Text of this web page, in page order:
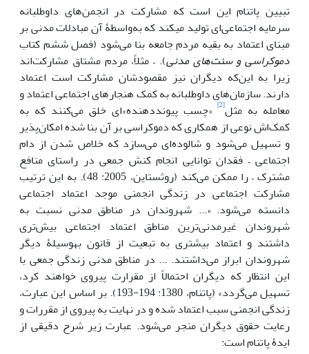
تبیین پاتنام این است که مشارکت در انجمن‌های داوطلبانه
سرمایه اجتماعی‌ای تولید می‎کند که به‌واسطۀ آن مبادلات مدنی بر
مبنای اعتماد به بقیه مردم جامعه بنا می‌شود (فصل ششم کتاب
دموکراسی و سنت‌های مدنی). – مثلاً، مردم مشتاق مشارکت‌اند
زیرا به این‌که دیگران نیز مقصودشان مشارکت است اعتماد
دارند. سازمان‌های داوطلبانه به کمک هنجارهای اجتماعی اعتماد و
معامله به مثل[2]
«چسب پیونددهنده»ای خلق می‌کنند که به
کمک‌اش نوعی از همکاری که دموکراسی بر آن بنا شده امکان‌پذیر
و تسهیل می‌شود و شالوده‌ای می‌سازد که خلاص شدن از دام
اجتماعی – فقدان توانایی انجام کنش جمعی در راستای منافع
مشترک – را ممکن می‌کند (روثستاین، 2005: 48). به این ترتیب
مشارکت اجتماعی در زندگی انجمنی موجد اعتماد اجتماعی
دانسته می‌شود. «... شهروندان در مناطق مدنی نسبت به
شهروندان غیرمدنی‌ترین مناطق اعتماد اجتماعی بیش‌تری
داشتند و اعتماد بیشتری به تبعیت از قانون به‎وسیلۀ دیگر
شهروندان ابراز می‌داشتند. ... در مناطق مدنی زندگی جمعی با
این انتظار که دیگران احتمالاً از مقرارت پیروی خواهند کرد،
تسهیل می‌گردد» (پاتنام، 1380: 194-193). بر اساس این عبارت،
زندگی انجمنی سبب اعتماد شده و در نهایت به پیروی از مقررات و
رعایت حقوق دیگران منجر می‌شود. عبارت زیر شرح دقیقی از
ایدۀ پاتنام است: